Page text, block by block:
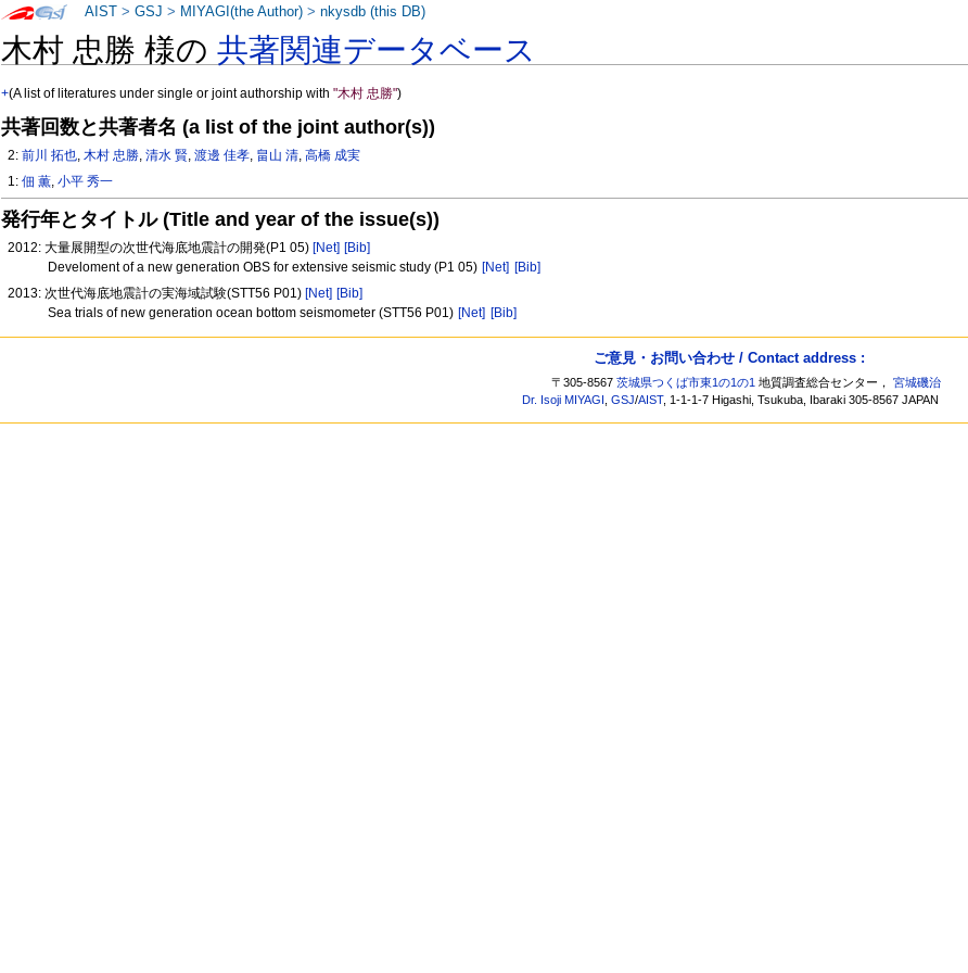
木村 忠勝 様の共著関連データベース
+(A list of literatures under single or joint authorship with"木村 忠勝")
共著回数と共著者名 (a list of the joint author(s))
2:前川 拓也,木村 忠勝,清水 賢,渡邊 佳孝, 畠山 清,高橋 成実
1:佃 薫,小平 秀一
発行年とタイトル (Title and year of the issue(s))
2012: 大量展開型の次世代海底地震計の開発(P1 05) [Net] [Bib]
Develoment of a new generation OBS for extensive seismic study (P1 05) [Net] [Bib]
2013: 次世代海底地震計の実海域試験(STT56 P01) [Net] [Bib]
Sea trials of new generation ocean bottom seismometer (STT56 P01) [Net] [Bib]
AIST >GSJ > MIYAGI(the Author) >nkysdb (this DB)
ご意見・お問い合わせ / Contact address :
〒305-8567茨城県つくば市東1の1の1 地質調査総合センター，宮城磯治
Dr. Isoji MIYAGI ,GSJ/AIST, 1-1-1-7 Higashi, Tsukuba, Ibaraki 305-8567 JAPAN